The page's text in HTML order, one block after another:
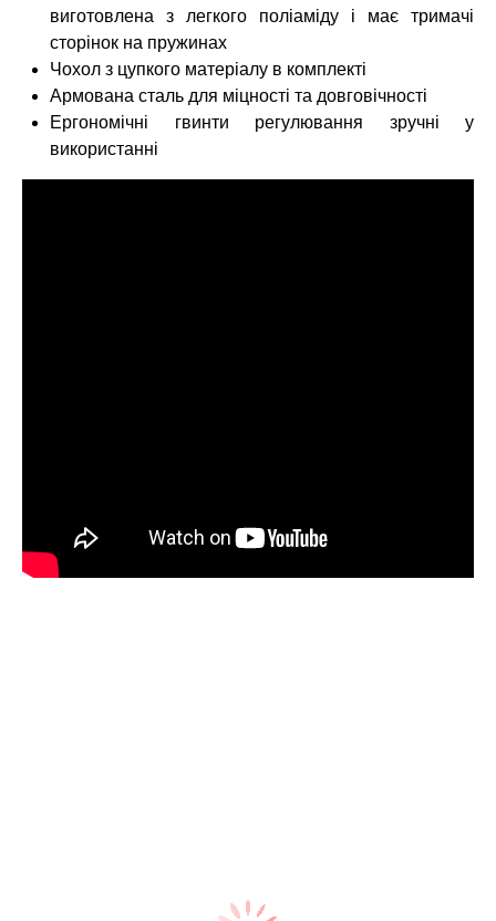
виготовлена з легкого поліаміду і має тримачі
сторінок на пружинах
Чохол з цупкого матеріалу в комплекті
Армована сталь для міцності та довговічності
Ергономічні гвинти регулювання зручні у
використанні